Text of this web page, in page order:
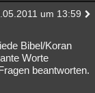
um 13:59
Bibel/Koran
Worte
beantworten.